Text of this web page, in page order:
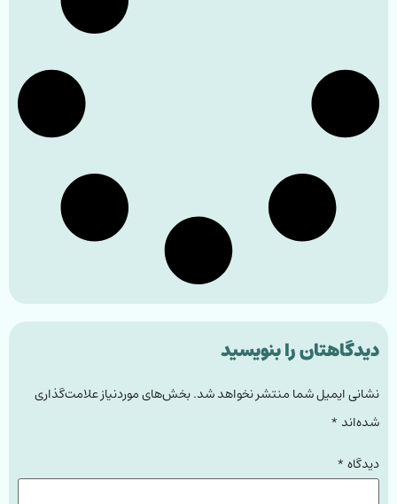
دیدگاهتان را بنویسید
نشانی ایمیل شما منتشر نخواهد شد.بخش‌های موردنیاز علامت‌گذاری
شده‌اند *
دیدگاه*